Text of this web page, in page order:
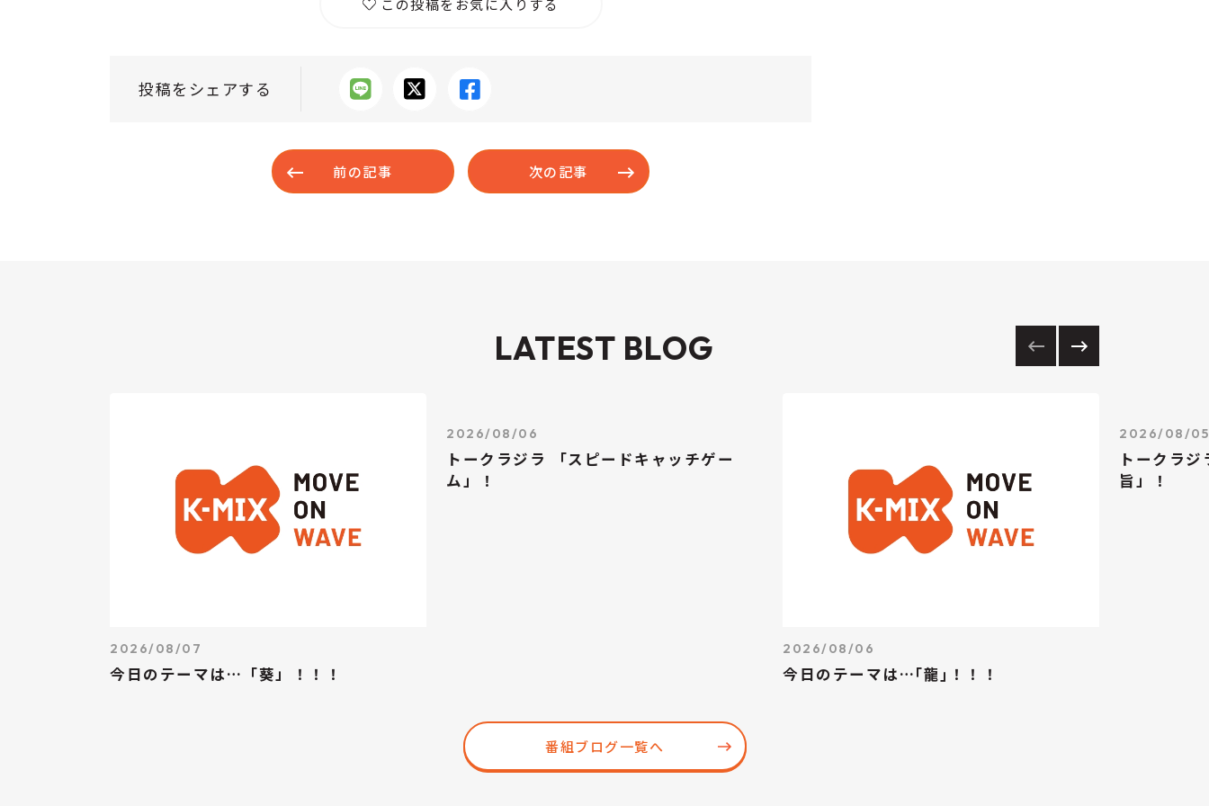
この投稿をお気に入りする
投稿をシェアする
前の記事 次の記事
LATEST BLOG
2026/08/07
今日のテーマは…「葵」！！！
2026/08/06
トークラジラ 「スピードキャッチゲー
ム」！
2026/08/06
今日のテーマは…｢龍｣！！！
2026/08/05
トークラ
旨」！
番組ブログ一覧へ